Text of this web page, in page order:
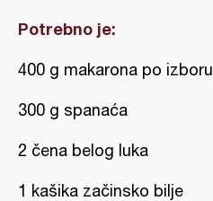
Potrebno je:
400 g makarona po izboru
300 g spanaća
2 čena belog luka
1 kašika začinsko bilje